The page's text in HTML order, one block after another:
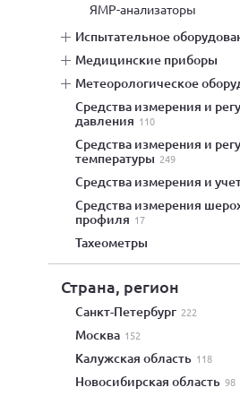
ЯМР-анализаторы
испытательное
медицинские приборы
метеорологическое
средства измерения и регулирования
давления 110
средства измерения и регулирования
температуры 249
средства измерения и
средства измерения шероховатости и
профиля 17
тахеометры
Страна, регион
Санкт-Петербург 222
Москва 152
Калужская область 118
Новосибирская область 98